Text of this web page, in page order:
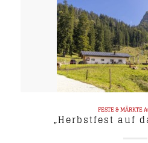
FESTE & MÄRKTE
„Herbstfest auf